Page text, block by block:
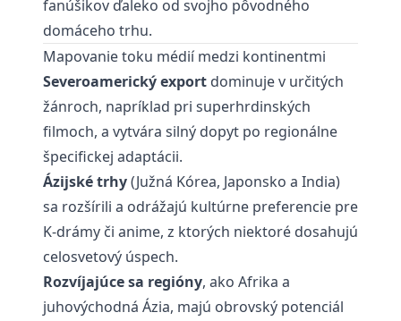
fanúšikov ďaleko od svojho pôvodného
domáceho trhu.
Mapovanie toku médií medzi kontinentmi
Severoamerický export dominuje v určitých
žánroch, napríklad pri superhrdinských
filmoch, a vytvára silný dopyt po regionálne
špecifickej adaptácii.
Ázijské trhy(Južná Kórea, Japonsko a India)
sa rozšírili a odrážajú kultúrne preferencie pre
K-drámy či anime, z ktorých niektoré dosahujú
celosvetový úspech.
Rozvíjajúce sa regióny, ako Afrika a
juhovýchodná Ázia, majú obrovský potenciál